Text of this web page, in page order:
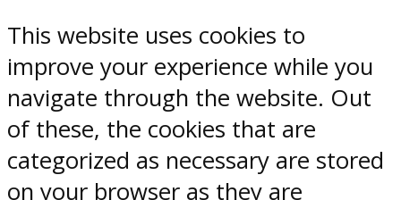
This website uses cookies to
improve your experience while you
navigate through the website. Out
of these, the cookies that are
categorized as necessary are stored
on your browser as they are